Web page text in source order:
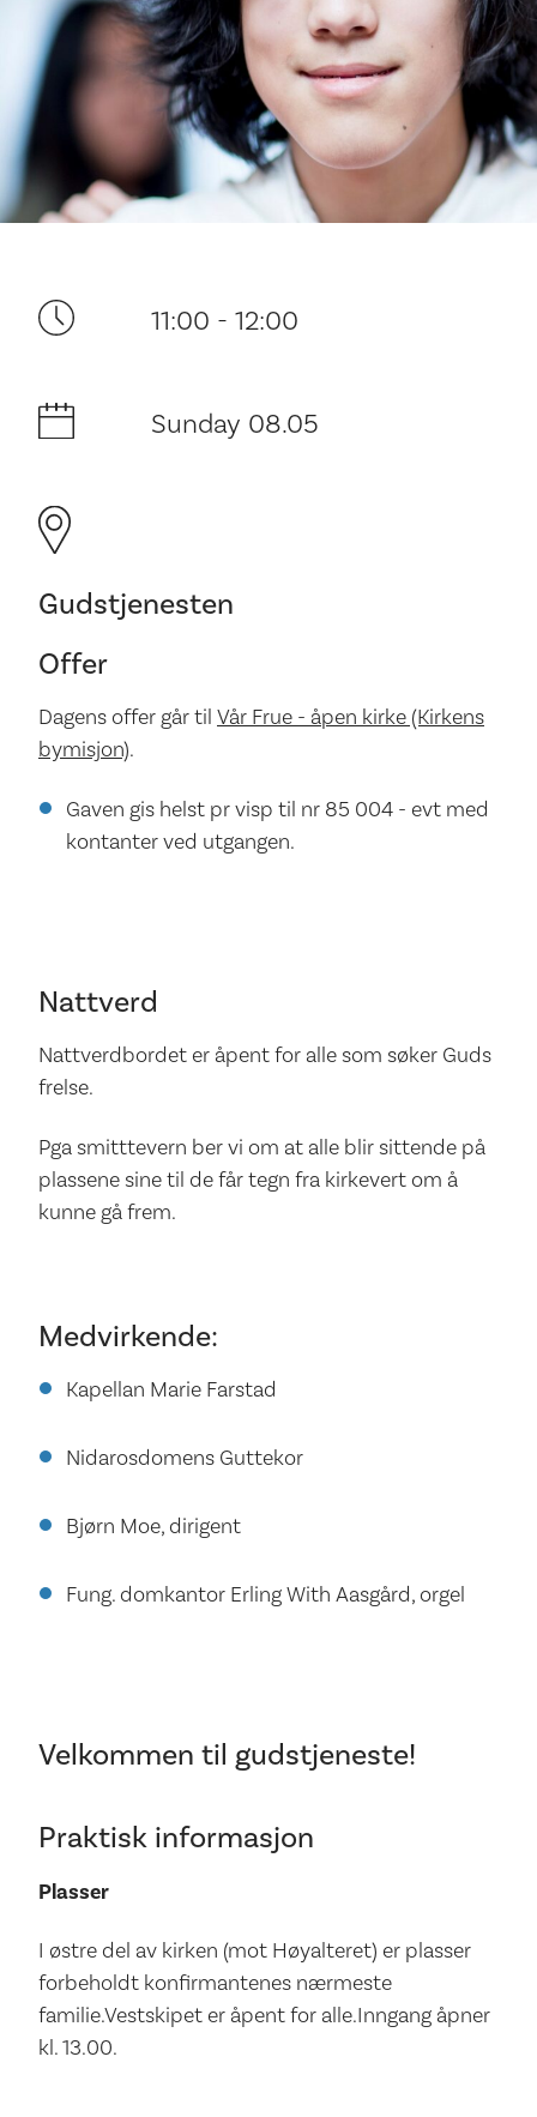
Your visit
The music in the Cathedral
History and architecture
11:00 - 12:00
Sunday 08.05
Gudstjenesten
Offer
Dagens offer går til Vår Frue - åpen kirke (Kirkens
bymisjon).
Gaven gis helst pr visp til nr 85 004 - evt med
kontanter ved utgangen.
Nattverd
Nattverdbordet er åpent for alle som søker Guds
frelse.
Pga smitttevern ber vi om at alle blir sittende på
plassene sine til de får tegn fra kirkevert om å
kunne gå frem.
Medvirkende:
Kapellan Marie Farstad
Nidarosdomens Guttekor
Bjørn Moe, dirigent
Fung. domkantor Erling With Aasgård, orgel
Velkommen til gudstjeneste!
Praktisk informasjon
Plasser
I østre del av kirken (mot Høyalteret) er plasser
forbeholdt konfirmantenes nærmeste
familie.Vestskipet er åpent for alle.Inngang åpner
kl. 13.00.